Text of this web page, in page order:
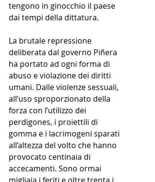
tengono in ginocchio il paese
dai tempi della dittatura.
La brutale repressione
deliberata dal governo Piñera
ha portato ad ogni forma di
abuso e violazione dei diritti
umani. Dalle violenze sessuali,
all’uso sproporzionato della
forza con l’utilizzo dei
perdigones, i proiettili di
gomma e i lacrimogeni sparati
all’altezza del volto che hanno
provocato centinaia di
accecamenti. Sono ormai